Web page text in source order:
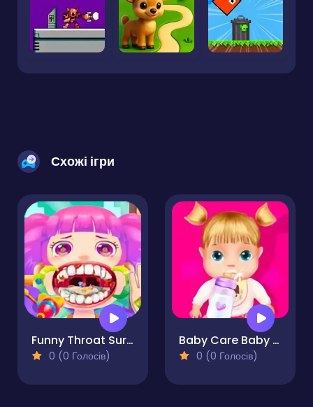
Схожі ігри
Funny Throat Surgery 2
0 (0 Голосів)
Baby Care Baby Games
0 (0 Голосів)